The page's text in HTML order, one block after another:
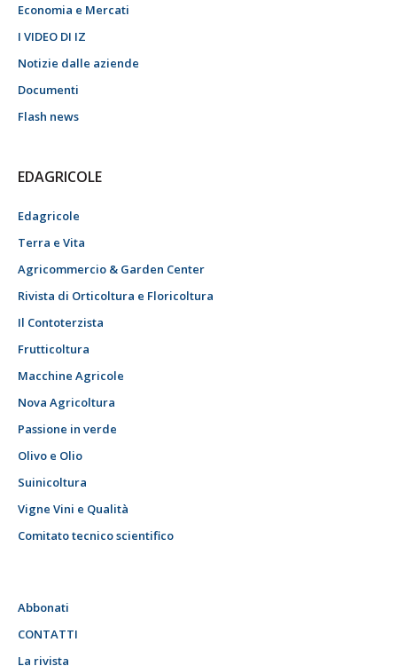
Economia e Mercati
I VIDEO DI IZ
Notizie dalle aziende
Documenti
Flash news
EDAGRICOLE
Edagricole
Terra e Vita
Agricommercio & Garden Center
Rivista di Orticoltura e Floricoltura
Il Contoterzista
Frutticoltura
Macchine Agricole
Nova Agricoltura
Passione in verde
Olivo e Olio
Suinicoltura
Vigne Vini e Qualità
Comitato tecnico scientifico
Abbonati
CONTATTI
La rivista